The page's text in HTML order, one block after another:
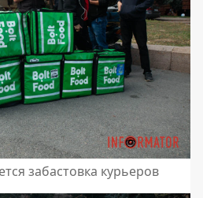
забастовка курьеров